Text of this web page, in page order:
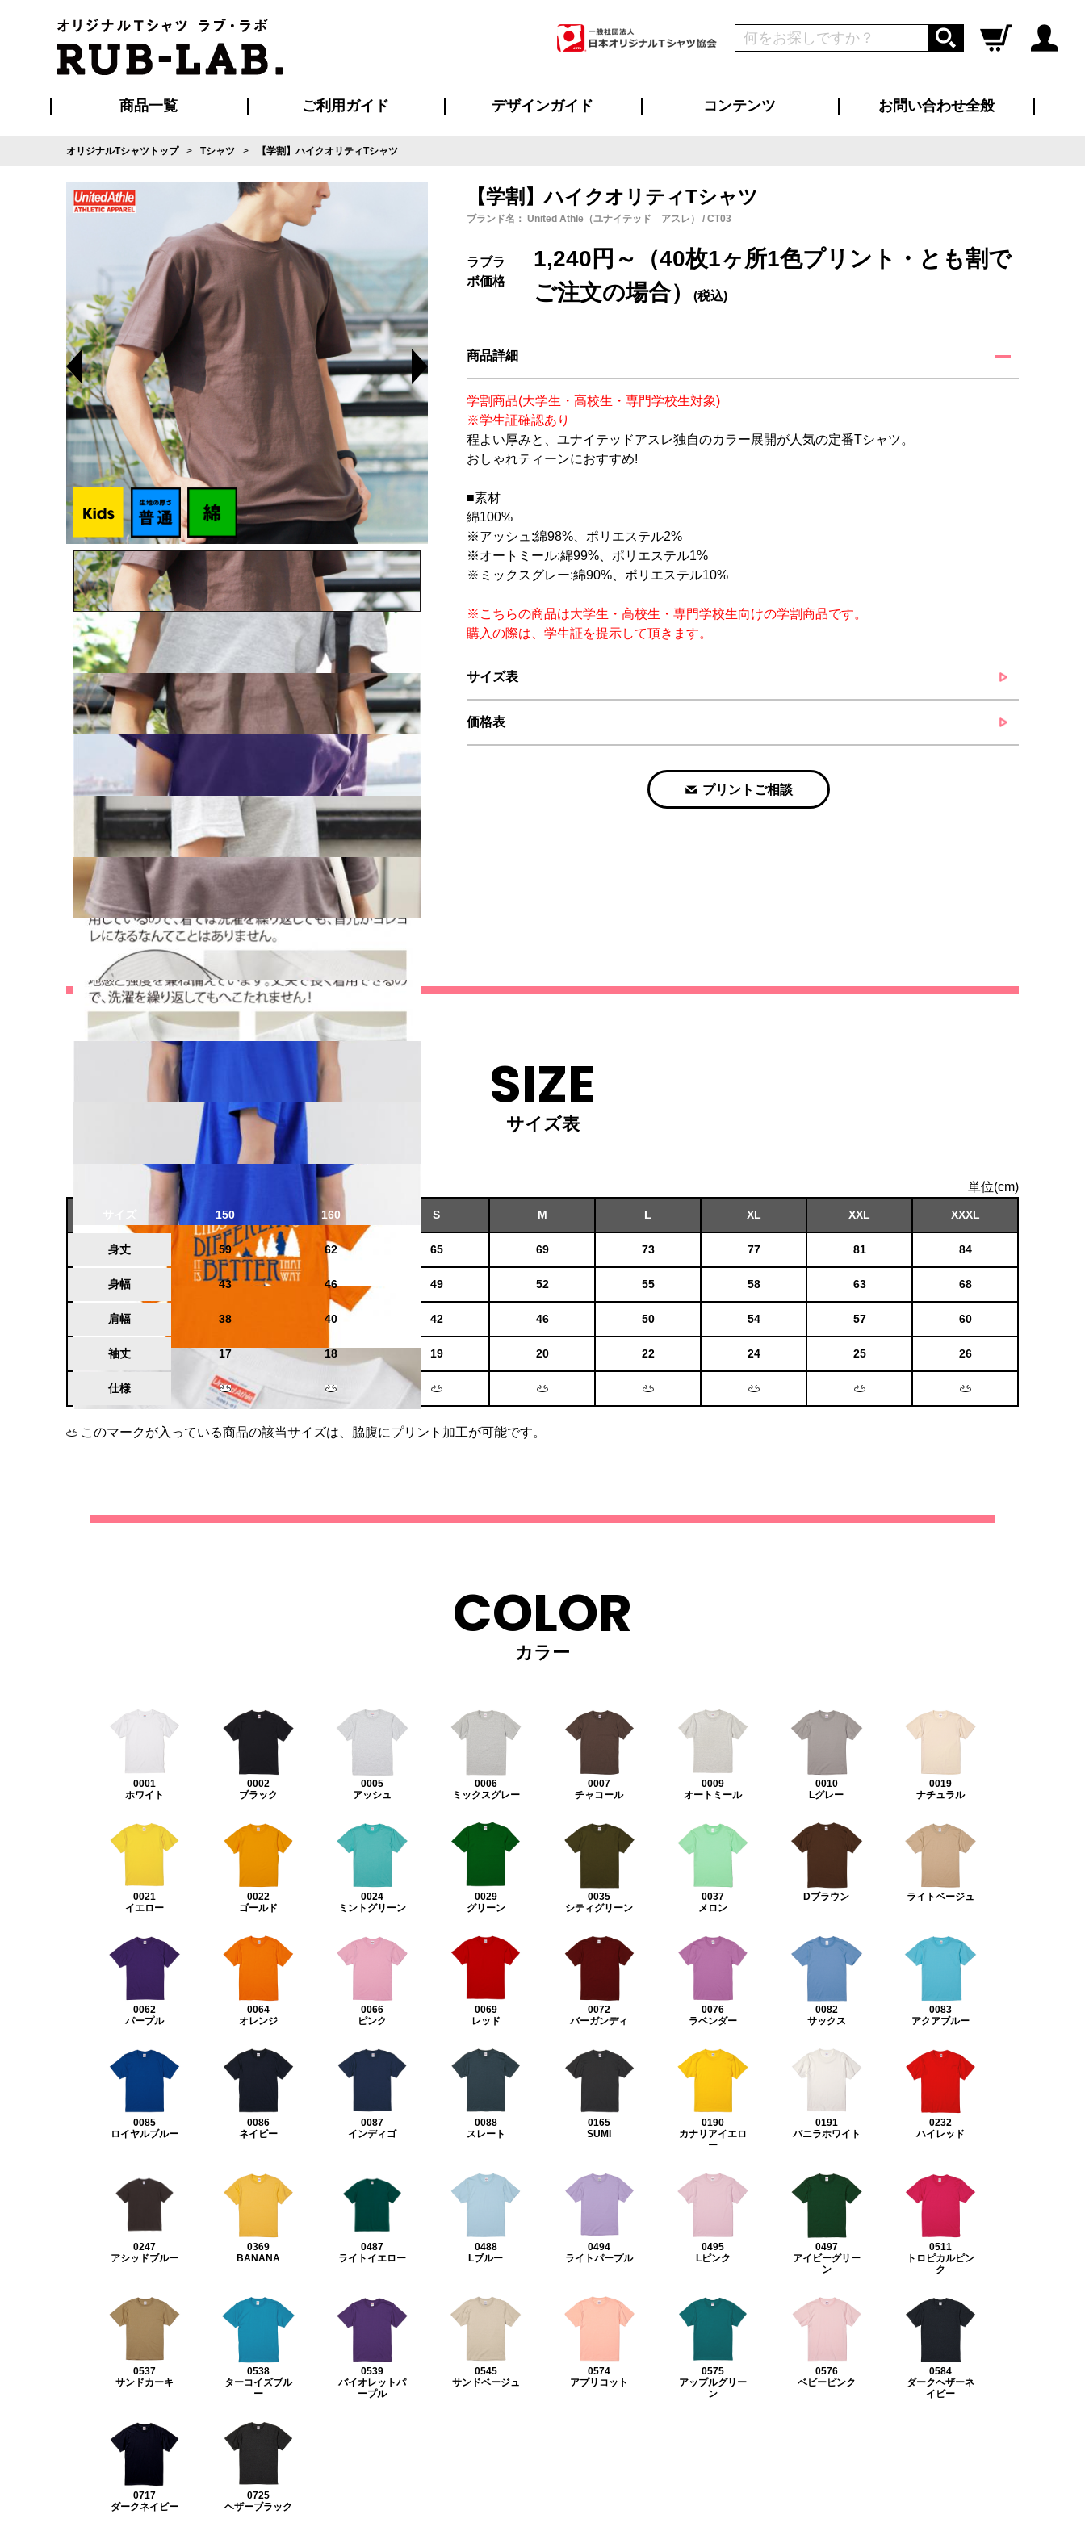
ログイン
商品一覧 ご利用ガイド
ご利用ガイド
はじめての方へ
再注文の方へ
お支払い方法について
割引まとめページ
発送・特急サービスについて
版の保管期限について
マイページ会員のメリット
よくあるご質問
デザインガイド コンテンツ お問い合わせ全般
オリジナルTシャツトップ Tシャツ 【学割】ハイクオリティTシャツ
【学割】ハイクオリティTシャツ
ブランド名： United Athle（ユナイテッド アスレ） / CT03
ラブラ
ボ価格
1,240円～（40枚1ヶ所1色プリント・とも割で
ご注文の場合）
(税込)
商品詳細
学割商品(大学生・高校生・専門学校生対象)
※学生証確認あり
程よい厚みと、ユナイテッドアスレ独自のカラー展開が人気の定番Tシャツ。
おしゃれティーンにおすすめ!
■素材
綿100%
※アッシュ:綿98%、ポリエステル2%
※オートミール:綿99%、ポリエステル1%
※ミックスグレー:綿90%、ポリエステル10%
※こちらの商品は大学生・高校生・専門学校生向けの学割商品です。
購入の際は、学生証を提示して頂きます。
サイズ表
価格表
プリントご相談
SIZE
サイズ表
単位(cm)
150 160 S M L XL XXL XXXL
身丈 59 62 65 69 73 77 81 84
身幅 43 46 49 52 55 58 63 68
肩幅 38 40 42 46 50 54 57 60
袖丈 17 18 19 20 22 24 25 26
仕様
このマークが入っている商品の該当サイズは、脇腹にプリント加工が可能です。
COLOR
カラー
0001
ホワイト
0002
ブラック
0005
アッシュ
0006
ミックスグレー
0007
チャコール
0009
オートミール
0010
Lグレー
0019
ナチュラル
0021
イエロー
0022
ゴールド
0024
ミントグリーン
0029
グリーン
0035
シティグリーン
0037
メロン
Dブラウン ライトベージュ
0062
パープル
0064
オレンジ
0066
ピンク
0069
レッド
0072
バーガンディ
0076
ラベンダー
0082
サックス
0083
アクアブルー
0085
ロイヤルブルー
0086
ネイビー
0087
インディゴ
0088
スレート
0165
SUMI
0190
カナリアイエロ
ー
0191
バニラホワイト
0232
ハイレッド
0247
アシッドブルー
0369
BANANA
0487
ライトイエロー
0488
Lブルー
0494
ライトパープル
0495
Lピンク
0497
アイビーグリー
ン
0511
トロピカルピン
ク
0537
サンドカーキ
0538
ターコイズブル
ー
0539
バイオレットパ
ープル
0545
サンドベージュ
0574
アプリコット
0575
アップルグリー
ン
0576
ベビーピンク
0584
ダークヘザーネ
イビー
0717
ダークネイビー
0725
ヘザーブラック